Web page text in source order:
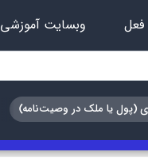
وبسایت آموزشی